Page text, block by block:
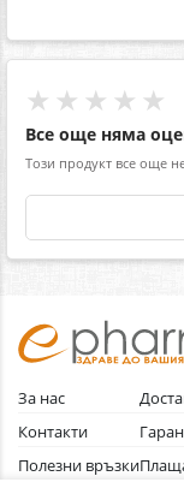
★★★★★
Все още няма
Този продукт все още
За нас
Контакти
Полезни връзки